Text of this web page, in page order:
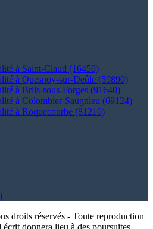
à Saint-Claud (16450)
à Quesnoy-sur-Deûle (59890)
à Briis-sous-Forges (91640)
à Colombier-Saugnieu (69124)
à Roquecourbe (81210)
droits réservés - Toute reproduction
donnera lieu à des poursuites.